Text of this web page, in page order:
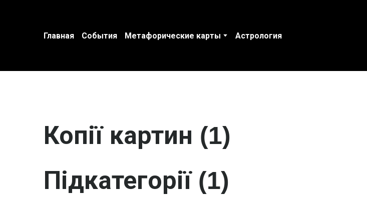
Главная События Метафорические карты Астрология
Копії картин (1)
Підкатегорії (1)